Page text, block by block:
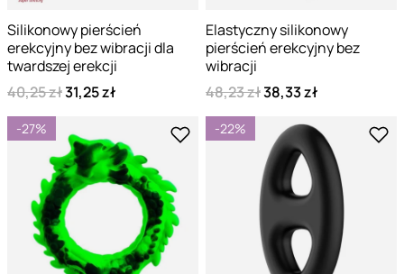
Silikonowy pierścień
erekcyjny bez wibracji dla
twardszej erekcji
40,25 zł31,25 zł
Elastyczny silikonowy
pierścień erekcyjny bez
wibracji
48,23 zł38,33 zł
-27% -22%